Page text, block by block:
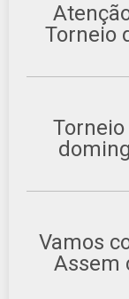
Torneio
Vamos
Assem